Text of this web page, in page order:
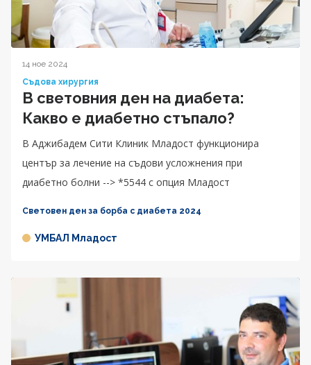
14 ное 2024
Съдова хирургия
В световния ден на диабета:
Какво е диабетно стъпало?
В Аджибадем Сити Клиник Младост функционира
център за лечение на съдови усложнения при
диабетно болни --> *5544 с опция Младост
Световен ден за борба с диабета 2024
УМБАЛ Младост